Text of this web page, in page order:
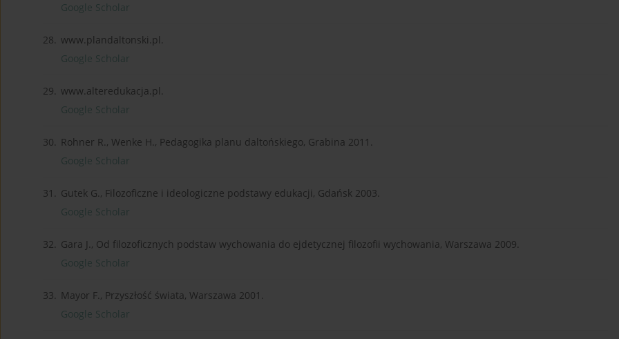
Google Scholar
28. www.plandaltonski.pl.
Google Scholar
29. www.alteredukacja.pl.
Google Scholar
30. Rohner R., Wenke H., Pedagogika planu daltońskiego, Grabina 2011.
Google Scholar
31. Gutek G., Filozoficzne i ideologiczne podstawy edukacji, Gdańsk 2003.
Google Scholar
32. Gara J., Od filozoficznych podstaw wychowania do ejdetycznej filozofii wychowania, Warszawa 2009.
Google Scholar
33. Mayor F., Przyszłość świata, Warszawa 2001.
Google Scholar